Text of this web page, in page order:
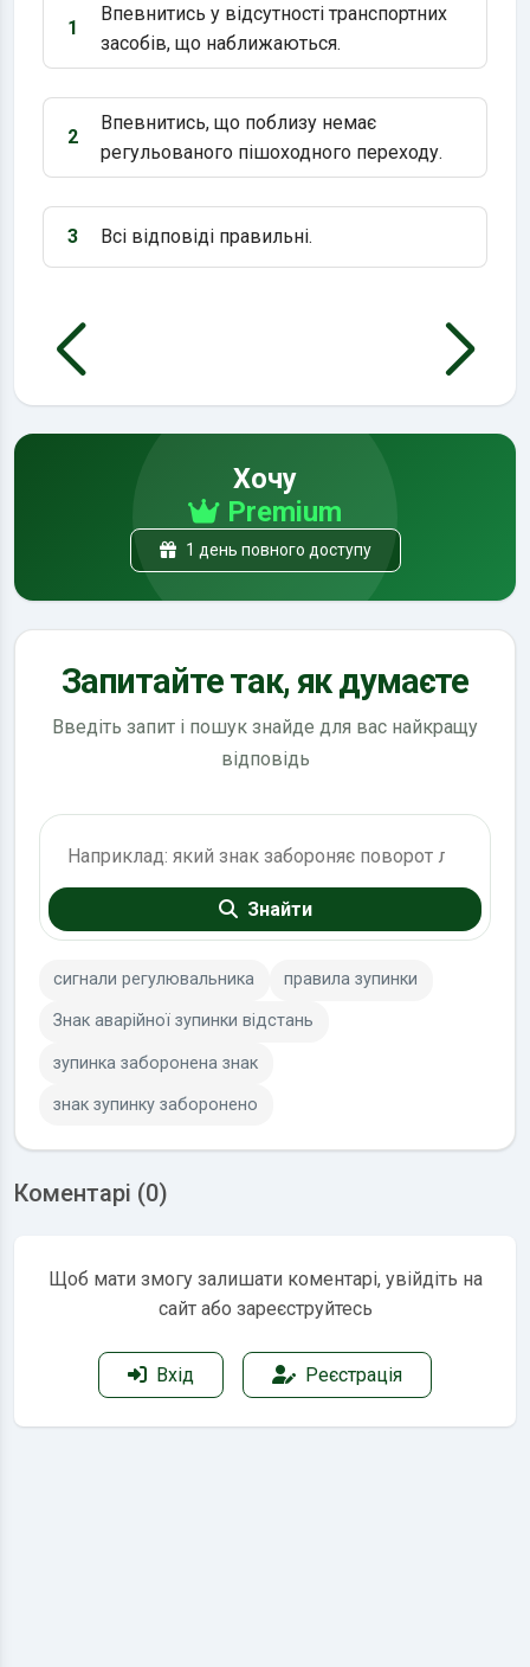
Варіант 1:
1
Впевнитись у відсутності транспортних
засобів, що наближаються.
Варіант 2:
2
Впевнитись, що поблизу немає
регульованого пішоходного переходу.
Варіант 3:
3 Всі відповіді правильні.
Хочу
Premium
1 день повного доступу
Запитайте так, як думаєте
Введіть запит і пошук знайде для вас найкращу
відповідь
Знайти
сигнали регулювальника правила зупинки
Знак аварійної зупинки відстань
зупинка заборонена знак
знак зупинку заборонено
Коментарі (0)
Щоб мати змогу залишати коментарі, увійдіть на
сайт або зареєструйтесь
Вхід Реєстрація